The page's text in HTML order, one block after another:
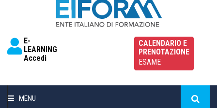
E-
LEARNING
Accedi
CALENDARIO E
PRENOTAZIONE
ESAME
MENU